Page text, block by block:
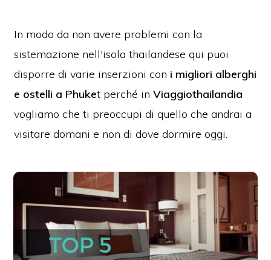
In modo da non avere problemi con la
sistemazione nell'isola thailandese qui puoi
disporre di varie inserzioni con i migliori alberghi
e ostelli a Phuket perché inViaggiothailandia
vogliamo che ti preoccupi di quello che andrai a
visitare domani e non di dove dormire oggi.